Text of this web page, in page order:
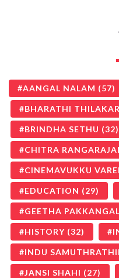
AANGAL NALAM (57)
BHARATHI THILAKAR
BRINDHA SETHU (32)
CHITRA
CINEMAVUKKU
EDUCATION (29)
GEETHA PAKKANGAL
HISTORY (32)
INDU
JANSI SHAHI (27)